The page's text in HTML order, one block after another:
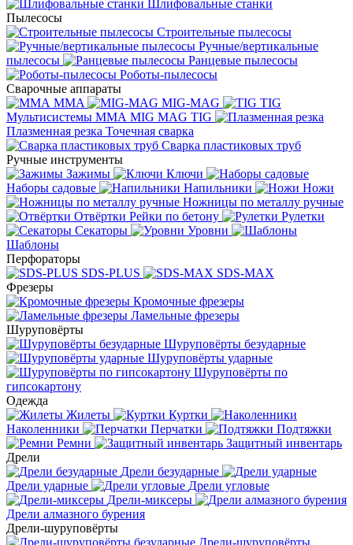
Шлифовальные станки
Пылесосы
Строительные пылесосы
Ручные/вертикальные
пылесосы
Ранцевые пылесосы
Роботы-пылесосы
Сварочные аппараты
MMA
MIG-MAG
TIG
Мультисистемы ММА MIG MAG TIG
Плазменная резка Точечная сварка
Cварка пластиковых труб
Ручные инструменты
Зажимы
Ключи
Наборы садовые
Напильники
Ножи
Ножницы по металлу ручные
Отвёртки Рейки по бетону
Рулетки
Секаторы
Уровни
Шаблоны
Перфораторы
SDS-PLUS
SDS-MAX
Фрезеры
Кромочные фрезеры
Ламельные фрезеры
Шуруповёрты
Шуруповёрты безударные
Шуруповёрты ударные
Шуруповёрты по
гипсокартону
Одежда
Жилеты
Куртки
Наколенники
Перчатки
Подтяжки
Ремни
Защитный инвентарь
Дрели
Дрели безударные
Дрели ударные
Дрели угловые
Дрели-миксеры
Дрели алмазного бурения
Дрели-шуруповёрты
Дрели-шуруповёрты